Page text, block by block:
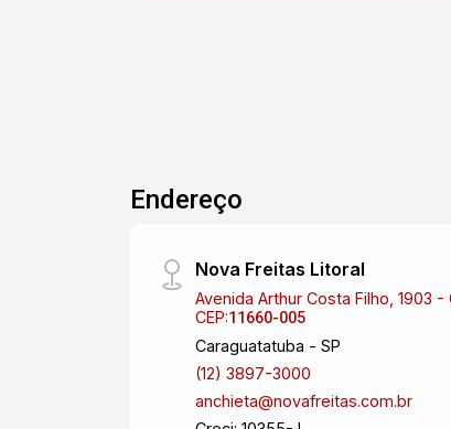
Endereço
Nova Freitas Litoral
Avenida Arthur Costa Filho, 1903 -
CEP:11660-005
Caraguatatuba - SP
(12) 3897-3000
anchieta@novafreitas.com.br